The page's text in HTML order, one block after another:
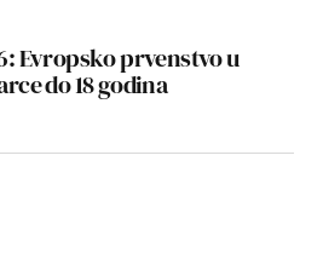
Evropsko prvenstvo u
do 18 godina